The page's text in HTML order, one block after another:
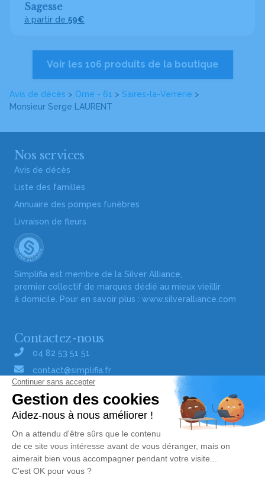
Avis de décès > Orne - 61 > Saires-la-Verrerie >
Monsieur Serge LAURENT
Sagesse
à partir de 59€
Voir les 106 produits de la boutique
Nos services
Avis de décès
Liste des familles
Annuaire des pompes funèbres
Livraison de fleurs
Simplifia est membre de la Silver Alliance,
premier collectif de marques dédié au mieux vieillir
à domicile. Pour en savoir plus : www.silveralliance.com
Contactez-nous
04 82 53 51 51
contact@simplifia.fr
Réseaux sociaux
Liens utiles
Publier un avis de décès